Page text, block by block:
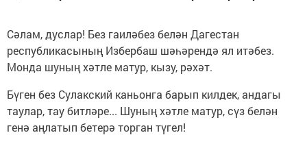
Сәлам, дуслар! Без гаиләбез белән Дагестан
республикасының Избербаш шәһәрендә ял итәбез.
Монда шуның хәтле матур, кызу, рәхәт.
Бүген без Сулакский каньонга барып килдек, андагы
таулар, тау битләре... Шуның хәтле матур, сүз белән
генә аңлатып бетерә торган түгел!